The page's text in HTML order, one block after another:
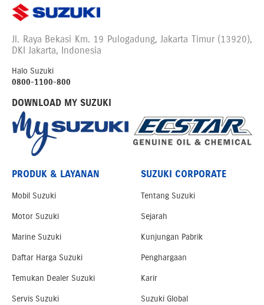
Jl. Raya Bekasi Km. 19 Pulogadung, Jakarta Timur (13920),
DKI Jakarta, Indonesia
Halo Suzuki
0800-1100-800
DOWNLOAD MY SUZUKI
PRODUK & LAYANAN
Mobil Suzuki
Motor Suzuki
Marine Suzuki
Daftar Harga Suzuki
Temukan Dealer Suzuki
Servis Suzuki
SUZUKI CORPORATE
Tentang Suzuki
Sejarah
Kunjungan Pabrik
Penghargaan
Karir
Suzuki Global